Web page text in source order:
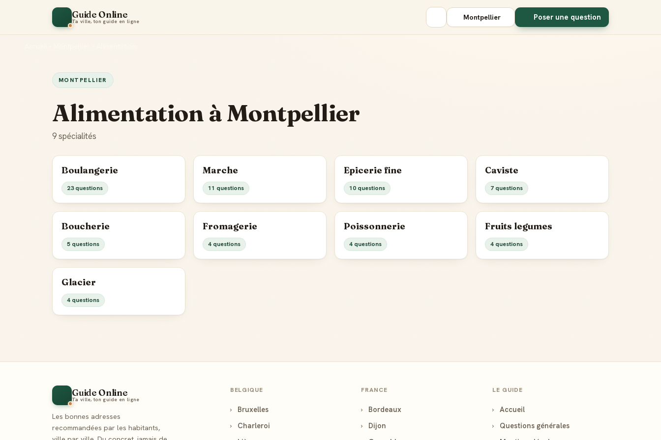
Guide Online
Ta ville, ton guide en ligne Montpellier Poser une question
MONTPELLIER
Alimentation à Montpellier
9 spécialités
Boulangerie
23 questions
Marche
11 questions
Epicerie fine
10 questions
Caviste
7 questions
Boucherie
5 questions
Fromagerie
4 questions
Poissonnerie
4 questions
Fruits legumes
4 questions
Glacier
4 questions
Guide Online
Ta ville, ton guide en ligne
Les bonnes adresses
recommandées par les habitants,
BELGIQUE
›
Bruxelles
›
Charleroi
FRANCE
›
Bordeaux
›
Dijon
LE GUIDE
›
Accueil
›
Questions générales